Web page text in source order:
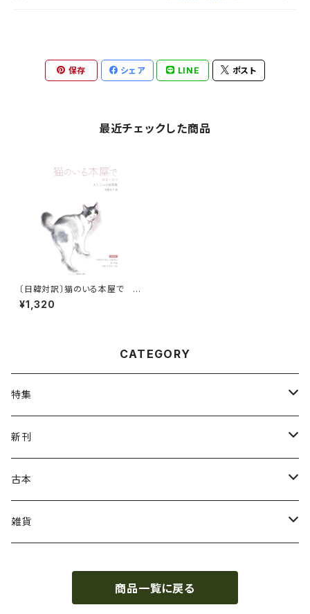
保存 シェア LINE ポスト
最近チェックした商品
〔日韓対訳〕猫のいる本屋で は
る・なつ さとう三千魚詩集
¥1,320
CATEGORY
特集
ねこの本
ガザ・パレスチナ
坂本千明
新刊
虹霓社・NIJI BOOKS
皓星社
古本
復刻本
雑貨
商品一覧に戻る